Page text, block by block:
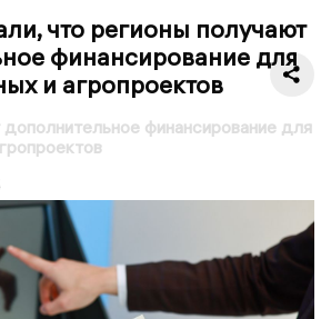
что регионы получают
финансирование для
и агропроектов
финансирование для